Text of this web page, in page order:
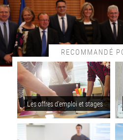
RECOMMANDÉ
Les offres d'emploi et stages